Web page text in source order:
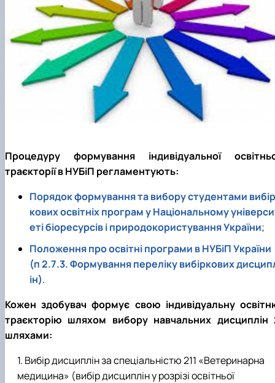
НОВИНИ
факультетом ветеринарної медицини …
Скринька довіри
Вступ 2022 рік
Вступ 2021 рік
Вступ 2020 рік
Вступ 2019 рік
Вступ 2018 рік
Процедуру формування індивідуальної
траєкторії в НУБіП регламентують:
Порядок формування та вибору студентами вибір
кових освітніх програм у Національному
еті біоресурсів і природокористування України;
Положення про освітні програми в НУБіП України
(п 2.7.3. Формування переліку вибіркових
ін).
Кожен здобувач формує свою індивідуальну
траєкторію шляхом вибору навчальних дисциплін
шляхами:
Вибір дисциплін за спеціальністю 211 «Ветеринарна
медицина» (вибір дисциплін у розрізі освітньої